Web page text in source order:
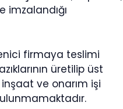
firmaya teslimi
üretilip üst
ve onarım işi